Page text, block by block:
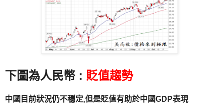
下圖為人民幣: 貶值趨勢
中國目前狀況仍不穩定,但是貶值有助於中國GDP表現